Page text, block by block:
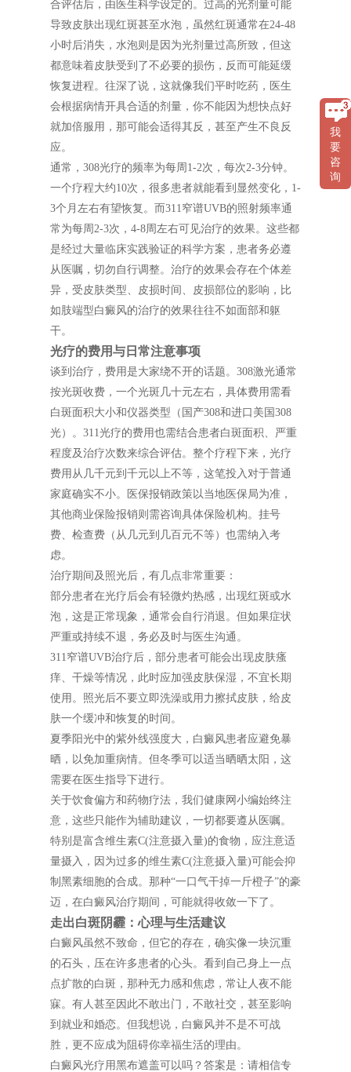
合评估后，由医生科学设定的。过高的光剂量可能
导致皮肤出现红斑甚至水泡，虽然红斑通常在24-48
小时后消失，水泡则是因为光剂量过高所致，但这
都意味着皮肤受到了不必要的损伤，反而可能延缓
恢复进程。往深了说，这就像我们平时吃药，医生
会根据病情开具合适的剂量，你不能因为想快点好
就加倍服用，那可能会适得其反，甚至产生不良反
应。
通常，308光疗的频率为每周1-2次，每次2-3分钟。
一个疗程大约10次，很多患者就能看到显然变化，1-
3个月左右有望恢复。而311窄谱UVB的照射频率通
常为每周2-3次，4-8周左右可见治疗的效果。这些都
是经过大量临床实践验证的科学方案，患者务必遵
从医嘱，切勿自行调整。治疗的效果会存在个体差
异，受皮肤类型、皮损时间、皮损部位的影响，比
如肢端型白癜风的治疗的效果往往不如面部和躯
干。
光疗的费用与日常注意事项
谈到治疗，费用是大家绕不开的话题。308激光通常
按光斑收费，一个光斑几十元左右，具体费用需看
白斑面积大小和仪器类型（国产308和进口美国308
光）。311光疗的费用也需结合患者白斑面积、严重
程度及治疗次数来综合评估。整个疗程下来，光疗
费用从几千元到千元以上不等，这笔投入对于普通
家庭确实不小。医保报销政策以当地医保局为准，
其他商业保险报销则需咨询具体保险机构。挂号
费、检查费（从几元到几百元不等）也需纳入考
虑。
治疗期间及照光后，有几点非常重要：
部分患者在光疗后会有轻微灼热感，出现红斑或水
泡，这是正常现象，通常会自行消退。但如果症状
严重或持续不退，务必及时与医生沟通。
311窄谱UVB治疗后，部分患者可能会出现皮肤瘙
痒、干燥等情况，此时应加强皮肤保湿，不宜长期
使用。照光后不要立即洗澡或用力擦拭皮肤，给皮
肤一个缓冲和恢复的时间。
夏季阳光中的紫外线强度大，白癜风患者应避免暴
晒，以免加重病情。但冬季可以适当晒晒太阳，这
需要在医生指导下进行。
关于饮食偏方和药物疗法，我们健康网小编始终注
意，这些只能作为辅助建议，一切都要遵从医嘱。
特别是富含维生素C(注意摄入量)的食物，应注意适
量摄入，因为过多的维生素C(注意摄入量)可能会抑
制黑素细胞的合成。那种“一口气干掉一斤橙子”的豪
迈，在白癜风治疗期间，可能就得收敛一下了。
走出白斑阴霾：心理与生活建议
白癜风虽然不致命，但它的存在，确实像一块沉重
的石头，压在许多患者的心头。看到自己身上一点
点扩散的白斑，那种无力感和焦虑，常让人夜不能
寐。有人甚至因此不敢出门，不敢社交，甚至影响
到就业和婚恋。但我想说，白癜风并不是不可战
胜，更不应成为阻碍你幸福生活的理由。
白癜风光疗用黑布遮盖可以吗？答案是：请相信专
我
要
咨
询